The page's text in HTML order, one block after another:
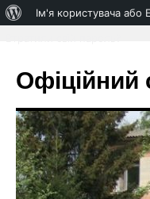
ПроІм'я користувача або
Офіційний